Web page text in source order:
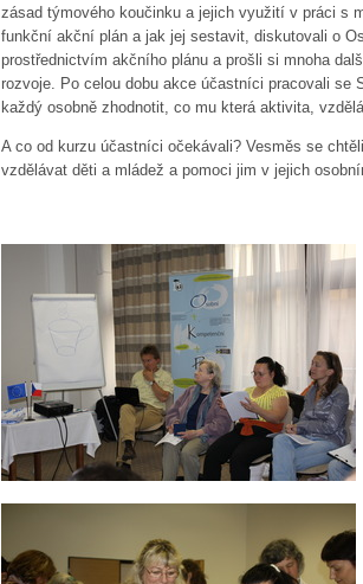
zásad týmového koučinku a jejich využití v práci s
funkční akční plán a jak jej sestavit, diskutovali o
prostřednictvím akčního plánu a prošli si mnoha
rozvoje. Po celou dobu akce účastníci pracovali se
každý osobně zhodnotit, co mu která aktivita,
A co od kurzu účastníci očekávali? Vesměs se
vzdělávat děti a mládež a pomoci jim v jejich